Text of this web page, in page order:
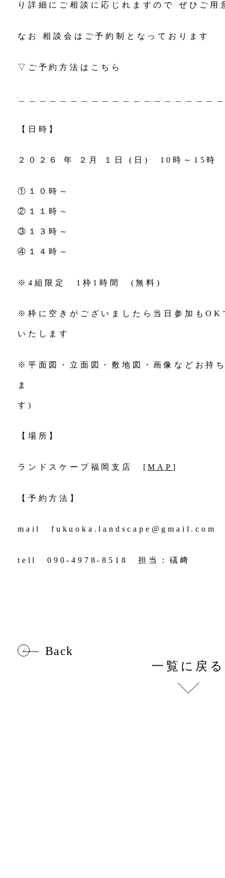
り詳細にご相談に応じれますので ぜひご用
なお 相談会はご予約制となっております
▽ご予約方法はこちら
【日時】
２０２６ 年 ２月 １日 (日) 10時～15時
①１０時～
②１１時～
③１３時～
④１４時～
※4組限定 1枠1時間 (無料)
※枠に空きがございましたら当日参加もOK
いたします
※平面図・立面図・敷地図・画像などお持
ま
【場所】
ランドスケープ福岡支店 [MAP ]
【予約方法】
mail fukuoka.landscape@gmail.com
tell 090-4978-8518 担当：礒﨑
Back
一覧に戻る